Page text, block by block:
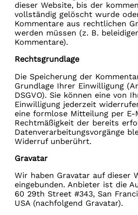
dieser Website, bis der
vollständig gelöscht wurde
Kommentare aus rechtlichen
werden müssen (z. B.
Kommentare).
Rechtsgrundlage
Die Speicherung der
Grundlage Ihrer Einwilligung
DSGVO). Sie können eine von
Einwilligung jederzeit
eine formlose Mitteilung per E-
Rechtmäßigkeit der bereits
Datenverarbeitungsvorgänge
Widerruf unberührt.
Gravatar
Wir haben Gravatar auf dieser
eingebunden. Anbieter ist die
60 29th Street #343, San
USA (nachfolgend Gravatar).